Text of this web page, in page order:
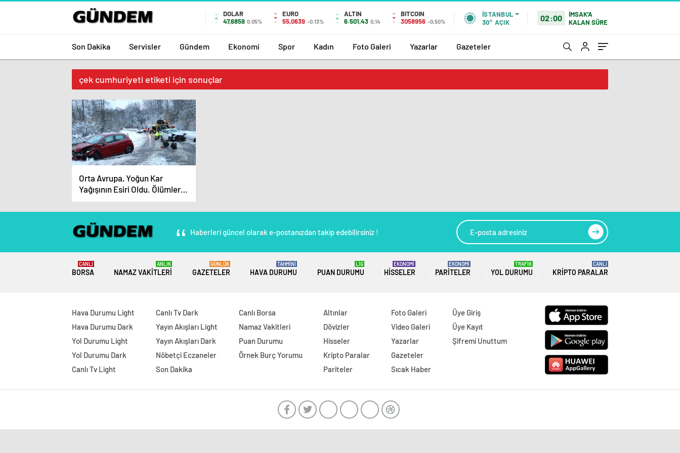
DOLAR
47,6859 0.05%
EURO
55,0639 -0.13%
ALTIN
6.501,43 0,14
BITCOIN
3058956 -0,50%
İSTANBUL
30° AÇIK 02:00
İMSAK'A
KALAN SÜRE
Son Dakika Servisler Gündem Ekonomi Spor Kadın Foto Galeri Yazarlar Gazeteler
çek cumhuriyeti etiketi için sonuçlar
Orta Avrupa, Yoğun Kar
Yağışının Esiri Oldu. Ölümler
Devam Ediyor.
Haberleri güncel olarak e-postanızdan takip edebilirsiniz !
BORSA
CANLI
NAMAZ VAKITLERI
ANLIK
GAZETELER
GÜNLÜK
HAVA DURUMU
TAHMİNİ
PUAN DURUMU
LİG
HISSELER
EKONOMİ
PARITELER
EKONOMİ
YOL DURUMU
TRAFİK
KRIPTO PARALAR
CANLI
Hava Durumu Light
Hava Durumu Dark
Yol Durumu Light
Yol Durumu Dark
Canlı Tv Light
Canlı Tv Dark
Yayın Akışları Light
Yayın Akışları Dark
Nöbetçi Eczaneler
Son Dakika
Canlı Borsa
Namaz Vakitleri
Puan Durumu
Örnek Burç Yorumu
Altınlar
Dövizler
Hisseler
Kripto Paralar
Pariteler
Foto Galeri
Video Galeri
Yazarlar
Gazeteler
Sıcak Haber
Üye Giriş
Üye Kayıt
Şifremi Unuttum